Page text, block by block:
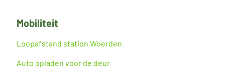
Mobiliteit
Loopafstand station Woerden
Auto opladen voor de deur